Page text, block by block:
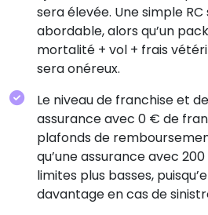
sera élevée. Une simple
abordable, alors qu’un
mortalité + vol + frais
sera onéreux.
Le niveau de franchise et
assurance avec 0 € de
plafonds de
qu’une assurance avec
limites plus basses,
davantage en cas de